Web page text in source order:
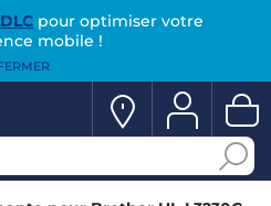
pour optimiser votre
mobile !